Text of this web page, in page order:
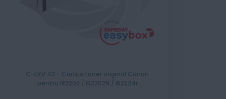
C-EXV 42 - Cartus toner original Canon
pentru IR2202 / IR2202N / IR2224i